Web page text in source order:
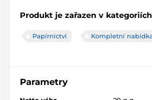
Produkt je zařazen v kategoriích
Papírnictví Kompletní
Parametry